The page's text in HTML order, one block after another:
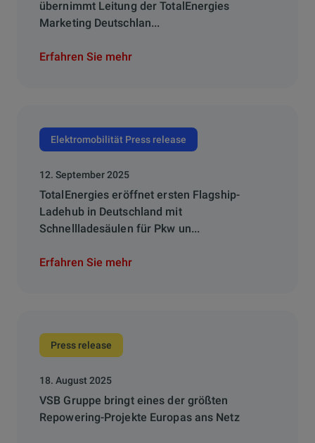
übernimmt Leitung der TotalEnergies
Marketing Deutschlan...
Erfahren Sie mehr
Elektromobilität Press release
12. September 2025
TotalEnergies eröffnet ersten Flagship-
Ladehub in Deutschland mit
Schnellladesäulen für Pkw un...
Erfahren Sie mehr
Press release
18. August 2025
VSB Gruppe bringt eines der größten
Repowering-Projekte Europas ans Netz